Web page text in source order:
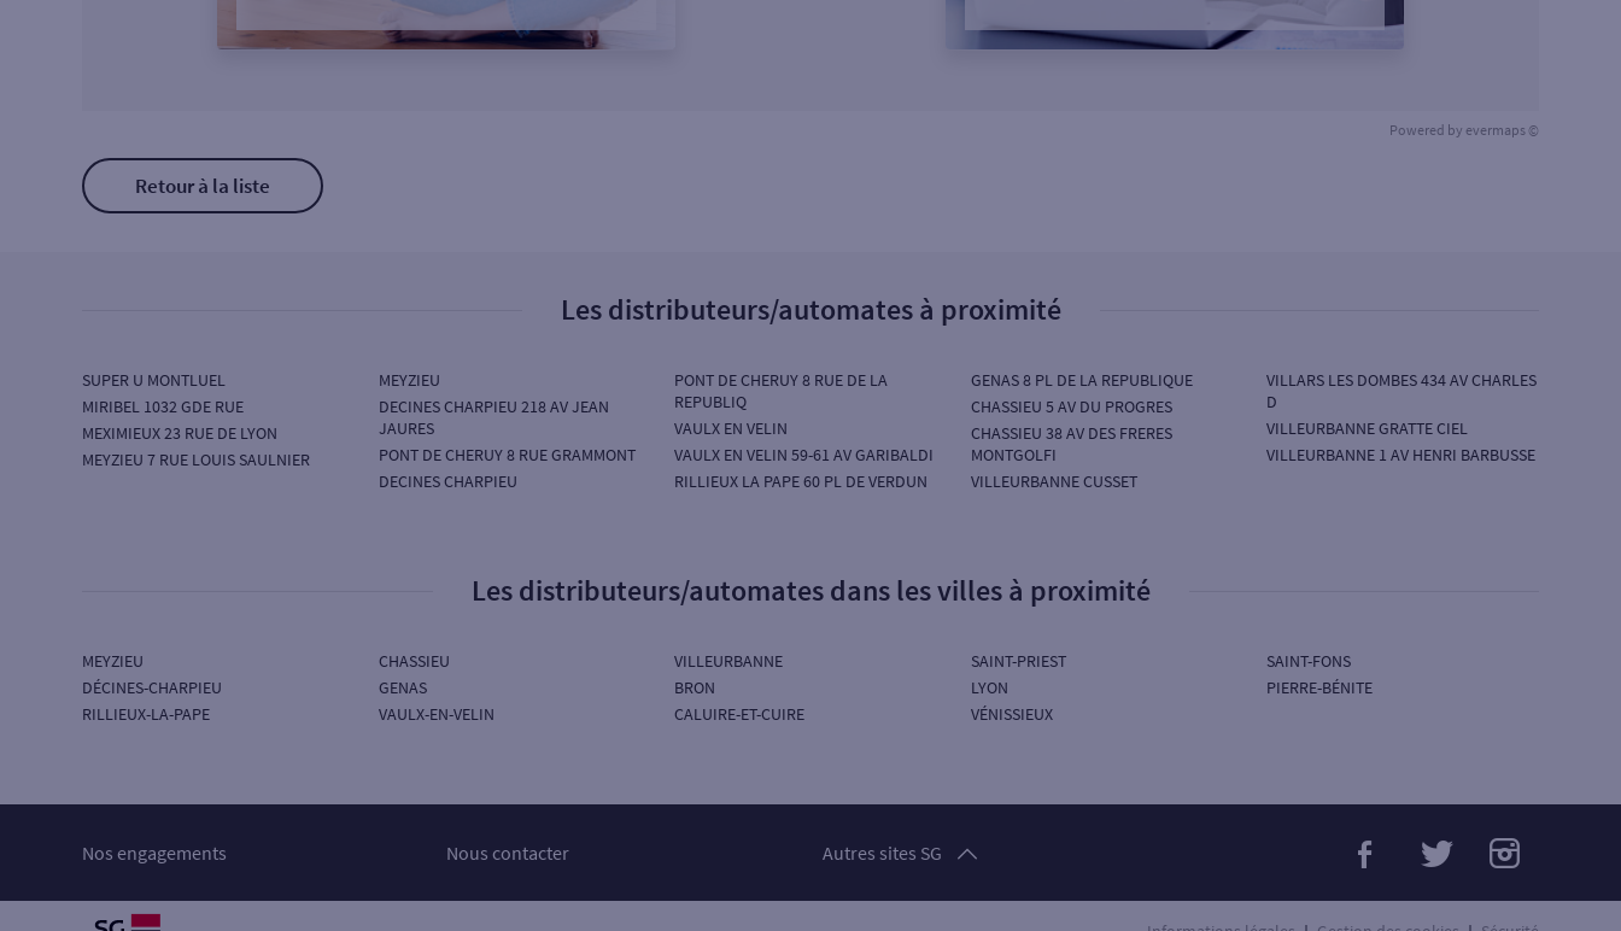
Powered by evermaps ©
Retour à la liste
Les distributeurs/automates à proximité
SUPER U MONTLUEL
MIRIBEL 1032 GDE RUE
MEXIMIEUX 23 RUE DE LYON
MEYZIEU 7 RUE LOUIS SAULNIER
MEYZIEU
DECINES CHARPIEU 218 AV JEAN
JAURES
PONT DE CHERUY 8 RUE GRAMMONT
DECINES CHARPIEU
PONT DE CHERUY 8 RUE DE LA
REPUBLIQ
VAULX EN VELIN
VAULX EN VELIN 59-61 AV GARIBALDI
RILLIEUX LA PAPE 60 PL DE VERDUN
GENAS 8 PL DE LA REPUBLIQUE
CHASSIEU 5 AV DU PROGRES
CHASSIEU 38 AV DES FRERES
MONTGOLFI
VILLEURBANNE CUSSET
VILLARS LES DOMBES 434 AV CHARLES
D
VILLEURBANNE GRATTE CIEL
VILLEURBANNE 1 AV HENRI BARBUSSE
Les distributeurs/automates dans les villes à proximité
MEYZIEU
DÉCINES-CHARPIEU
RILLIEUX-LA-PAPE
CHASSIEU
GENAS
VAULX-EN-VELIN
VILLEURBANNE
BRON
CALUIRE-ET-CUIRE
SAINT-PRIEST
LYON
VÉNISSIEUX
SAINT-FONS
PIERRE-BÉNITE
Nos engagements Nous contacter Autres sites SG